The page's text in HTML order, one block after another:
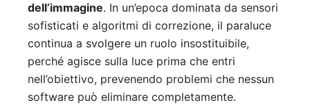
dell’immagine. In un’epoca dominata da sensori
sofisticati e algoritmi di correzione, il paraluce
continua a svolgere un ruolo insostituibile,
perché agisce sulla luce prima che entri
nell’obiettivo, prevenendo problemi che nessun
software può eliminare completamente.